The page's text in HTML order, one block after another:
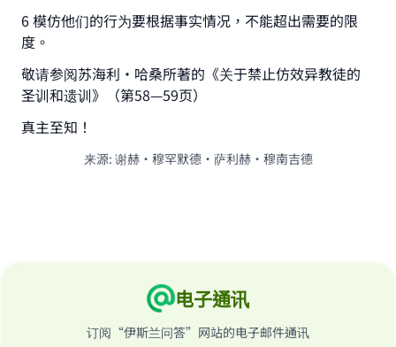
6 模仿他们的行为要根据事实情况，不能超出需要的限
度。
敬请参阅苏海利·哈桑所著的《关于禁止仿效异教徒的
圣训和遗训》（第58—59页）
真主至知！
来源: 谢赫·穆罕默德·萨利赫·穆南吉德
电子通讯
订阅“伊斯兰问答”网站的电子邮件通讯